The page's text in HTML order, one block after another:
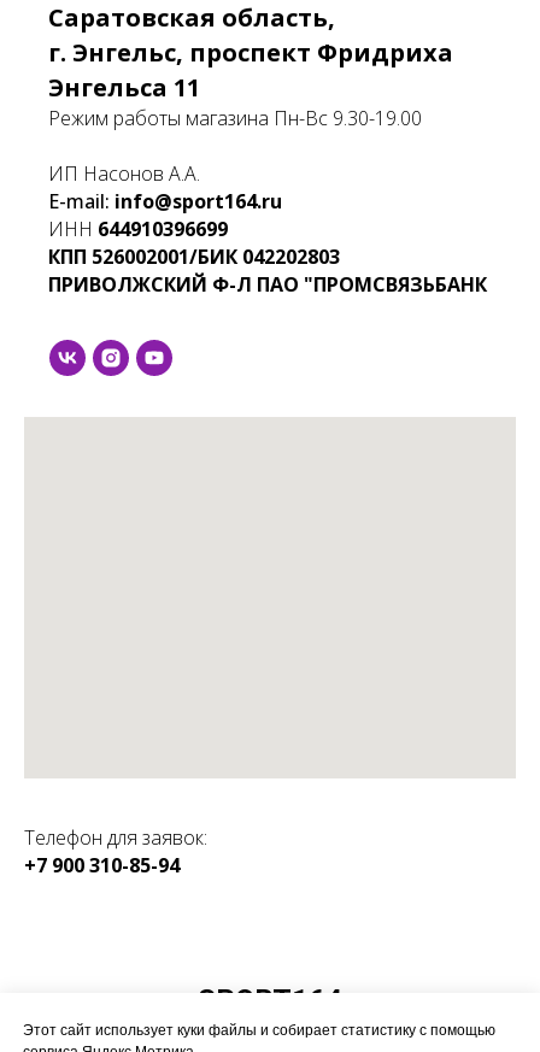
Этот сайт использует куки файлы и собирает статистику с помощью
Саратовская область,
г. Энгельс, проспект Фридриха
Энгельса 11
Режим работы магазина Пн-Вс 9.30-19.00
ИП Насонов А.А.
E-mail: info@sport164.ru
ИНН 644910396699
КПП 526002001/БИК 042202803
ПРИВОЛЖСКИЙ Ф-Л ПАО "ПРОМСВЯЗЬБАНК
Телефон для заявок:
+7 900 310-85-94
SPORT164
Магазин спортивного